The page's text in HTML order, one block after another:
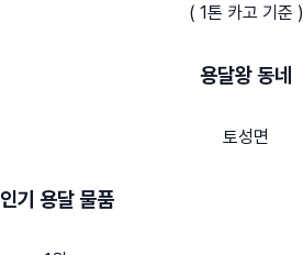
( 1톤 카고 기준 )
용달왕 동네
토성면
인기 용달 물품